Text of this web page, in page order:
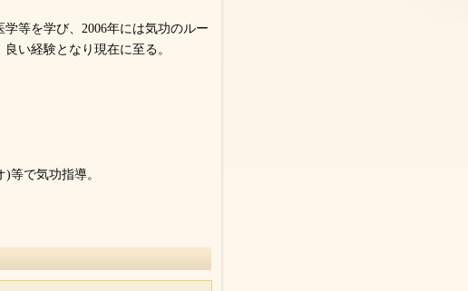
等を学び、2006年には気功のルー
い経験となり現在に至る。
等で気功指導。